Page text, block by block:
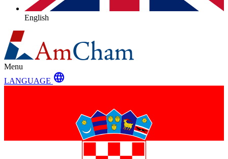
English
Menu
LANGUAGE language